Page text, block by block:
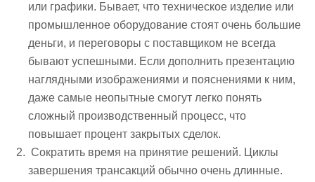
или графики. Бывает, что техническое изделие или
промышленное оборудование стоят очень большие
деньги, и переговоры с поставщиком не всегда
бывают успешными. Если дополнить презентацию
наглядными изображениями и пояснениями к ним,
даже самые неопытные смогут легко понять
сложный производственный процесс, что
повышает процент закрытых сделок.
Сократить время на принятие решений. Циклы
завершения трансакций обычно очень длинные.